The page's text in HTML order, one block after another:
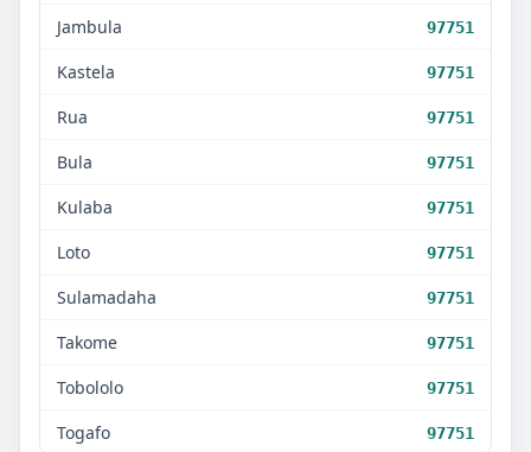
Jambula 97751
Kastela 97751
Rua 97751
Bula 97751
Kulaba 97751
Loto 97751
Sulamadaha 97751
Takome 97751
Tobololo 97751
Togafo 97751